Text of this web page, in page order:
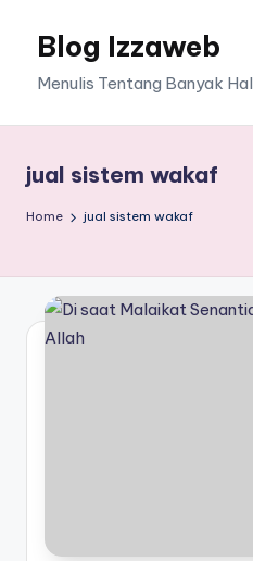
Blog Izzaweb
Menulis Tentang Banyak Hal
jual sistem wakaf
Home jual sistem wakaf